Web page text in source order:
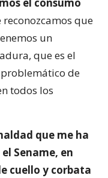
el consumo
reconozcamos que
un
que es el
de
todos los
que me ha
Sename, en
cuello y corbata